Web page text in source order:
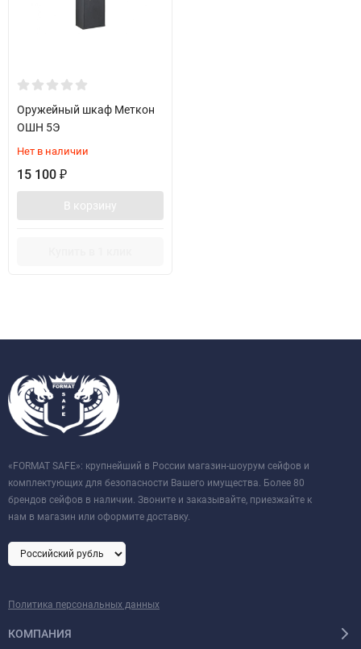
Оружейный шкаф Меткон
ОШН 5Э
Нет в наличии
15 100 ₽
В корзину
«FORMAT SAFE»: крупнейший в России магазин-шоурум сейфов и
комплектующих для безопасности Вашего имущества. Более 80
брендов сейфов в наличии. Звоните и заказывайте, приезжайте к
нам в магазин или оформите доставку.
Политика персональных данных
КОМПАНИЯ